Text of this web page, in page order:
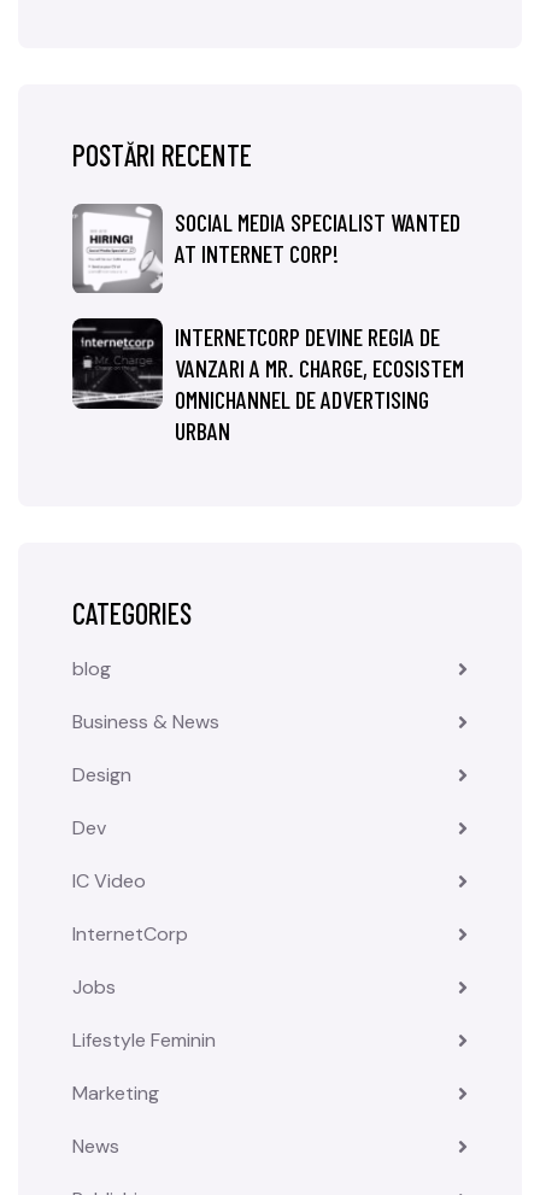
POSTĂRI RECENTE
SOCIAL MEDIA SPECIALIST WANTED
AT INTERNET CORP!
INTERNETCORP DEVINE REGIA DE
VANZARI A MR. CHARGE, ECOSISTEM
OMNICHANNEL DE ADVERTISING
URBAN
CATEGORIES
blog
Business & News
Design
Dev
IC Video
InternetCorp
Jobs
Lifestyle Feminin
Marketing
News